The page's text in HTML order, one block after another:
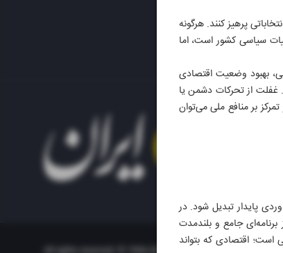
پرهیز کنند. هرگونه
سیاسی کشور است، اما
بهبود وضعیت اقتصادی
از تحرکات دشمن یا
بر منافع ملی می‌توان
پایدار تبدیل شود. در
جامع و بلندمدت
است؛ اقتصادی که بتواند